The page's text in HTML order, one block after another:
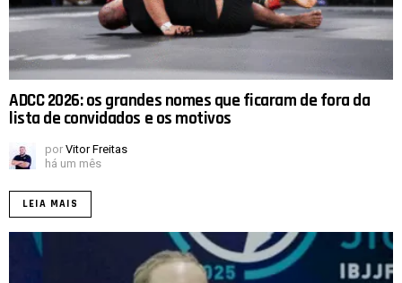
ADCC 2026: os grandes nomes que ficaram de fora da
lista de convidados e os motivos
por Vitor Freitas
há um mês
LEIA MAIS